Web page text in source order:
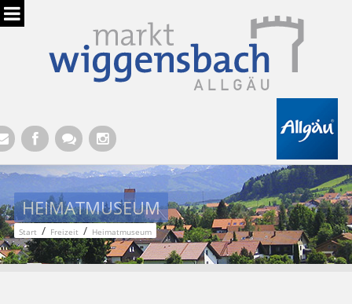
HEIMATMUSEUM
Start / Freizeit / Heimatmuseum